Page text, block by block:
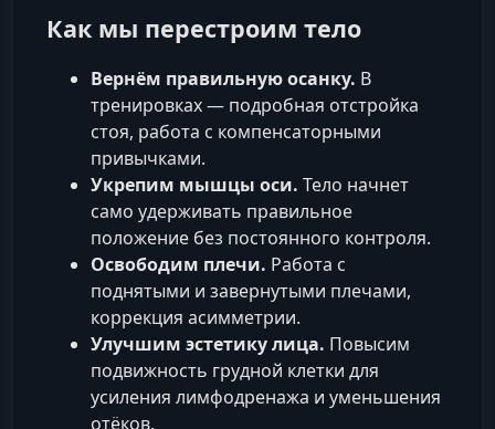
Как мы перестроим тело
Вернём правильную осанку. В
тренировках — подробная отстройка
стоя, работа с компенсаторными
привычками.
Укрепим мышцы оси. Тело начнет
само удерживать правильное
положение без постоянного контроля.
Освободим плечи. Работа с
поднятыми и завернутыми плечами,
коррекция асимметрии.
Улучшим эстетику лица. Повысим
подвижность грудной клетки для
усиления лимфодренажа и уменьшения
отёков.